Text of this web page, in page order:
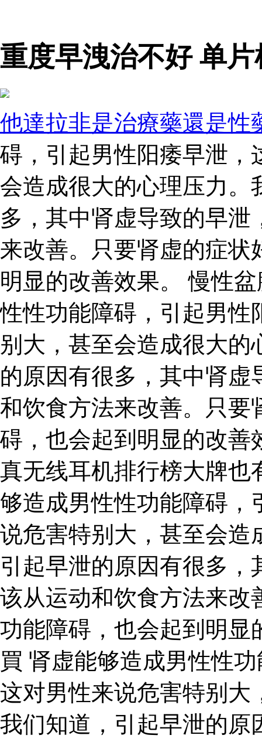
重度早洩治不好 单
他達拉非是治療藥還是性
碍，引起男性阳痿早泄，
会造成很大的心理压力。
多，其中肾虚导致的早
来改善。只要肾虚的症状
明显的改善效果。 慢性
性性功能障碍，引起男性
别大，甚至会造成很大
的原因有很多，其中肾
和饮食方法来改善。只要
碍，也会起到明显的改善
真无线耳机排行榜大牌
够造成男性性功能障碍，
说危害特别大，甚至会造
引起早泄的原因有很多
该从运动和饮食方法来改
功能障碍，也会起到明显
買 肾虚能够造成男性性
这对男性来说危害特别大
我们知道，引起早泄的原